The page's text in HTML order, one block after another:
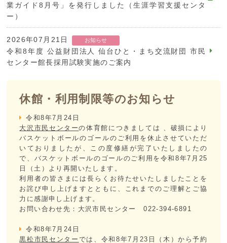
業ガイド8月号」を発行しました（生涯学習支援センタ
ー）
2026年07月21日 お知らせ
令和8年度 公益財団法人 仙台ひと・まち交流財団 市民
センター館長採用試験実施のご案内
泉区中央市民センター主催事業「第1回IZUMICHUOUコ
た。
休館・利用制限等のお知らせ
令和8年7月24日
大沢市民センターの体育館につきましては 、破損により
バスケットボールのゴールのご利用を休止させていただ
いておりましたが、この度修繕が完了いたしましたの
で、バスケットボールのゴールのご利用を令和8年7月25
日（土）より再開いたします。
利用者の皆さまには長らくお待たせいたしましたことを
お詫び申し上げますとともに、これまでのご理解とご協
力に感謝申し上げます。
お問い合わせ先：大沢市民センター 022-394-6891
令和8年7月24日
黒松市民センター では、令和8年7月23日（木）から予約